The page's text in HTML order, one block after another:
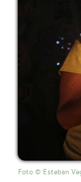
Foto © Esteban